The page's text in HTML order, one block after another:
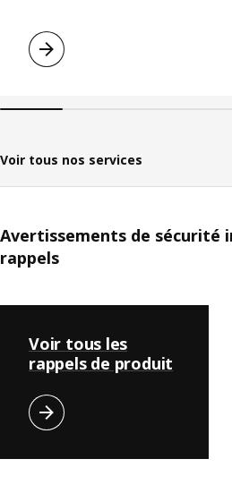
Voir tous nos services
Avertissements de sécurité
rappels
Voir tous les
rappels de produit